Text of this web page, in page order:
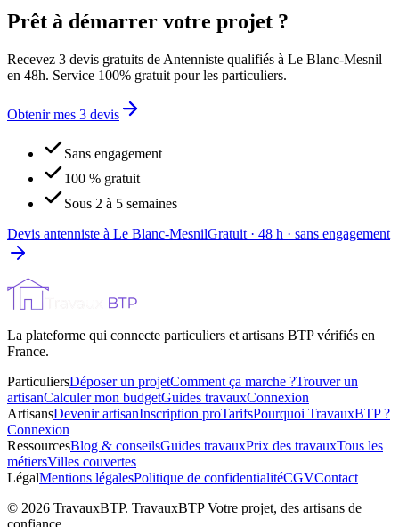
Prêt à démarrer votre projet ?
Recevez 3 devis gratuits de Antenniste qualifiés à Le Blanc-Mesnil
en 48h. Service 100% gratuit pour les particuliers.
Obtenir mes 3 devis
Sans engagement
100 % gratuit
Sous 2 à 5 semaines
Devis antenniste à Le Blanc-MesnilGratuit · 48 h · sans engagement
La plateforme qui connecte particuliers et artisans BTP vérifiés en
France.
ParticuliersDéposer un projetComment ça marche ?Trouver un
artisanCalculer mon budgetGuides travauxConnexion
ArtisansDevenir artisanInscription proTarifsPourquoi TravauxBTP ?
Connexion
RessourcesBlog & conseilsGuides travauxPrix des travauxTous les
métiersVilles couvertes
LégalMentions légalesPolitique de confidentialitéCGVContact
© 2026 TravauxBTP. TravauxBTP Votre projet, des artisans de
confiance.